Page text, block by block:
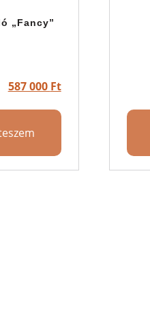
„Fancy”
587 000 Ft